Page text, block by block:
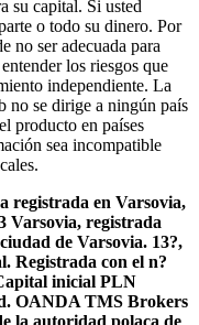
su capital. Si usted
o todo su dinero. Por
no ser adecuada para
los riesgos que
independiente. La
no se dirige a ningún país
producto en países
sea incompatible
registrada en Varsovia,
Varsovia, registrada
de Varsovia. 13?,
Registrada con el n?
inicial PLN
OANDA TMS Brokers